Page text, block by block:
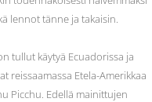
lennot tänne ja takaisin.
tullut käytyä Ecuadorissa ja
reissaamassa Etela-Amerikkaa
Picchu. Edellä mainittujen